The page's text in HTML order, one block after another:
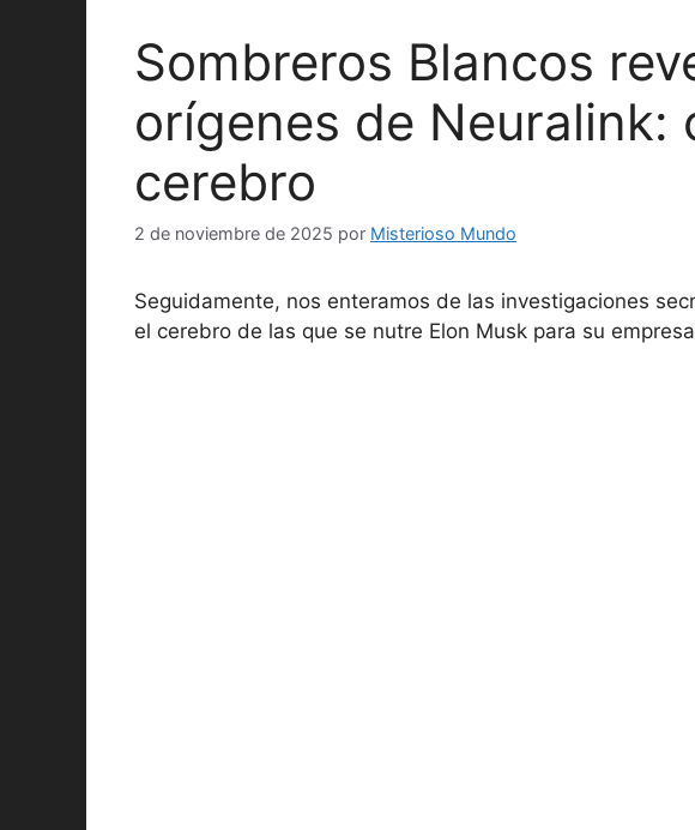
Sombreros Blancos
orígenes de Neuralink:
cerebro
2 de noviembre de 2025 por Misterioso Mundo
Seguidamente, nos enteramos de las investigaciones
el cerebro de las que se nutre Elon Musk para su